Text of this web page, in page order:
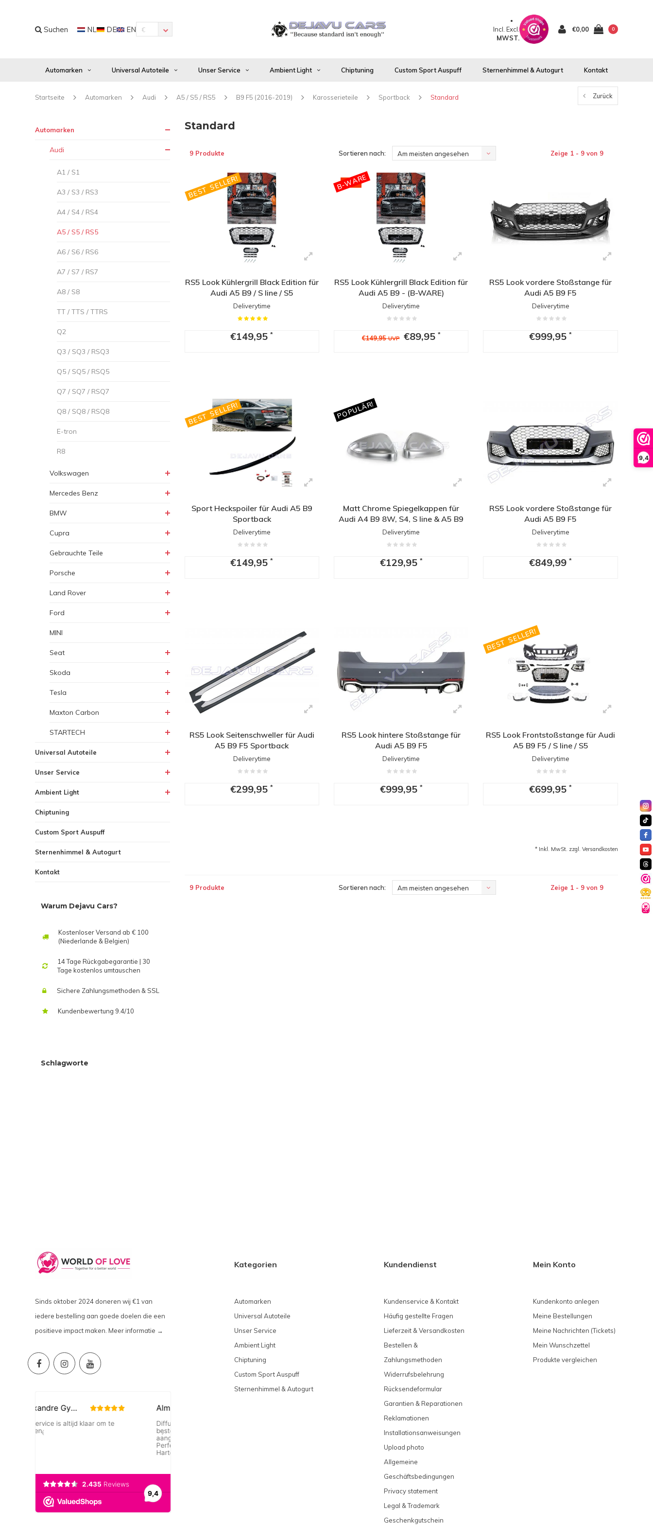
9,4
Suchen NL DE EN € Incl. Excl.
MWST.
€0,00 0
Automarken Universal Autoteile Unser Service Ambient Light Chiptuning Custom Sport Auspuff Sternenhimmel & Autogurt Kontakt
Startseite Automarken Audi A5 / S5 / RS5 B9 F5 (2016-2019) Karosserieteile Sportback Standard Zurück
Automarken
Audi
A1 / S1
A3 / S3 / RS3
A4 / S4 / RS4
A5 / S5 / RS5
A6 / S6 / RS6
A7 / S7 / RS7
A8 / S8
TT / TTS / TTRS
Q2
Q3 / SQ3 / RSQ3
Q5 / SQ5 / RSQ5
Q7 / SQ7 / RSQ7
Q8 / SQ8 / RSQ8
E-tron
R8
Volkswagen
Mercedes Benz
BMW
Cupra
Gebrauchte Teile
Porsche
Land Rover
Ford
MINI
Seat
Skoda
Tesla
Maxton Carbon
STARTECH
Universal Autoteile
Unser Service
Ambient Light
Chiptuning
Custom Sport Auspuff
Sternenhimmel & Autogurt
Kontakt
Warum Dejavu Cars?
Kostenloser Versand ab € 100
(Niederlande & Belgien)
14 Tage Rückgabegarantie | 30
Tage kostenlos umtauschen
Sichere Zahlungsmethoden & SSL
Kundenbewertung 9.4/10
Schlagworte
Standard
9 Produkte Sortieren nach: Am meisten angesehen Zeige 1 - 9 von 9
BEST SELLER!
RS5 Look Kühlergrill Black Edition für
Audi A5 B9 / S line / S5
Deliverytime
€149,95*
-40%
B-WARE
RS5 Look Kühlergrill Black Edition für
Audi A5 B9 - (B-WARE)
Deliverytime
€149,95UVP €89,95 *
RS5 Look vordere Stoßstange für
Audi A5 B9 F5
Deliverytime
€999,95*
BEST SELLER!
Sport Heckspoiler für Audi A5 B9
Sportback
Deliverytime
€149,95*
POPULÄR!
Matt Chrome Spiegelkappen für
Audi A4 B9 8W, S4, S line & A5 B9
F5, S5, S line
Deliverytime
€129,95 *
RS5 Look vordere Stoßstange für
Audi A5 B9 F5
Deliverytime
€849,99*
RS5 Look Seitenschweller für Audi
A5 B9 F5 Sportback
Deliverytime
€299,95*
RS5 Look hintere Stoßstange für
Audi A5 B9 F5
Deliverytime
€999,95 *
BEST SELLER!
RS5 Look Frontstoßstange für Audi
A5 B9 F5 / S line / S5
Deliverytime
€699,95*
* Inkl. MwSt. zzgl. Versandkosten
9 Produkte Sortieren nach: Am meisten angesehen Zeige 1 - 9 von 9
Sinds oktober 2024 doneren wij €1 van
iedere bestelling aan goede doelen die een
positieve impact maken. Meer informatie →
Kategorien
Automarken
Universal Autoteile
Unser Service
Ambient Light
Chiptuning
Custom Sport Auspuff
Sternenhimmel & Autogurt
Kundendienst
Kundenservice & Kontakt
Häufig gestellte Fragen
Lieferzeit & Versandkosten
Bestellen &
Zahlungsmethoden
Widerrufsbelehrung
Rücksendeformular
Garantien & Reparationen
Reklamationen
Installationsanweisungen
Upload photo
Allgemeine
Geschäftsbedingungen
Privacy statement
Legal & Trademark
Geschenkgutschein
Mein Konto
Kundenkonto anlegen
Meine Bestellungen
Meine Nachrichten (Tickets)
Mein Wunschzettel
Produkte vergleichen